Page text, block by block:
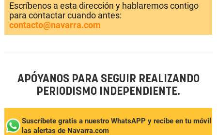
Escríbenos a esta dirección y hablaremos contigo
para contactar cuando antes:
contacto@navarra.com
APÓYANOS PARA SEGUIR REALIZANDO
PERIODISMO INDEPENDIENTE.
Suscríbete gratis a nuestro WhatsAPP y recibe en tu móvil
las alertas de Navarra.com